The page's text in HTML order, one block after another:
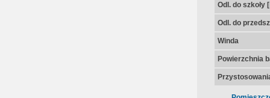
Odl. do szkoły
Odl. do
Winda
Powierzchnia